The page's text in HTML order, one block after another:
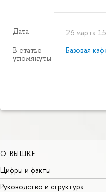
Дата 26 марта
В статье
упомянуты
Базовая
О ВЫШКЕ
Цифры и факты
Руководство и структура